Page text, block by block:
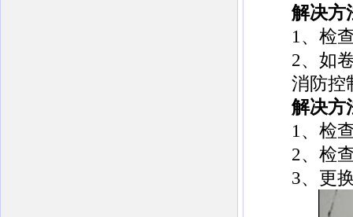
解决方
1、检查
2、如卷
消防控制
解决方
1、检查
2、检查
3、更换